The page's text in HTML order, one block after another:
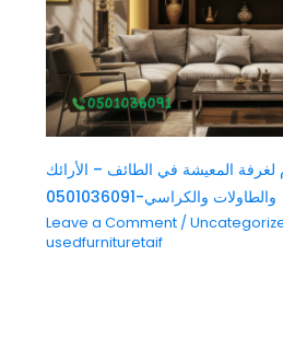
لغرفة المعيشة في الطائف – الأرائك
والطاولات والكراسي-0501036091
Leave a Comment /
usedfurnituretaif